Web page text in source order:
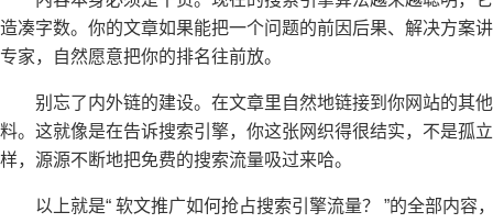
造凑字数。你的文章如果能把一个问题的前因后果、解决方案
专家，自然愿意把你的排名往前放。
别忘了内外链的建设。在文章里自然地链接到你网站的其
料。这就像是在告诉搜索引擎，你这张网织得很结实，不是孤
样，源源不断地把免费的搜索流量吸过来哈。
以上就是“ 软文推广如何抢占搜索引擎流量？ ”的全部内容